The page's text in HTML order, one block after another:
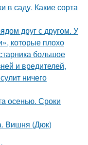
в саду. Какие сорта
друг с другом. У
которые плохо
большое
и вредителей,
ничего
осенью. Сроки
Вишня (Дюк)